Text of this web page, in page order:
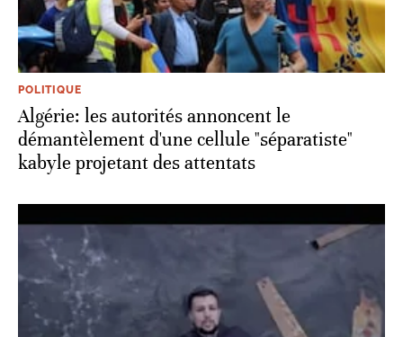
POLITIQUE
Algérie: les autorités annoncent le
démantèlement d'une cellule "séparatiste"
kabyle projetant des attentats